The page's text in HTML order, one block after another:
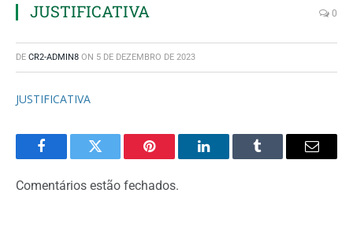
JUSTIFICATIVA 0
DE CR2-ADMIN8 ON 5 DE DEZEMBRO DE 2023
JUSTIFICATIVA
FacebookTwitter Pinterest LinkedInTumblr Email
Comentários estão fechados.